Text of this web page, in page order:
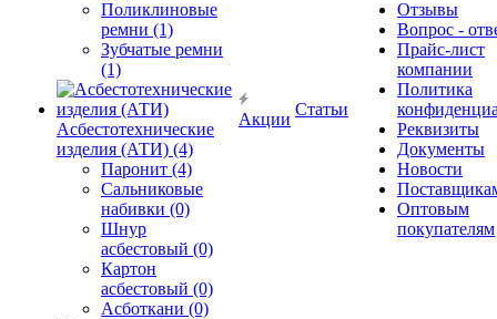
Поликлиновые
ремни (1)
Зубчатые ремни
(1)
Асбестотехнические
изделия (АТИ) (4)
Паронит (4)
Сальниковые
набивки (0)
Шнур
асбестовый (0)
Картон
асбестовый (0)
Асботкани (0)
Акции
Статьи
Отзывы
Вопрос -
Прайс-лист
компании
Политика
Реквизиты
Документы
Новости
Оптовым
покупателям